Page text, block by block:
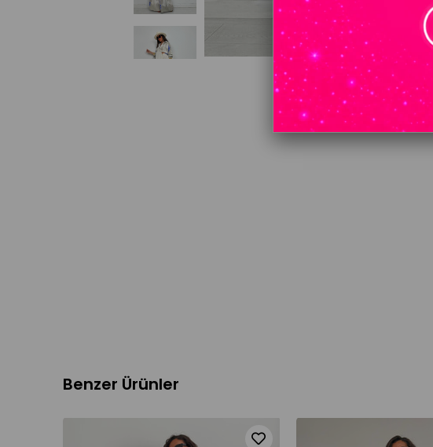
Benzer Ürünler